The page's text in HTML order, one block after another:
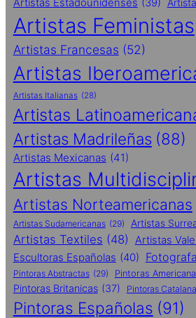
Artistas Estadounidenses (39)
Artistas Feministas
Artistas Francesas (52)
Artistas
Artistas Italianas (28)
Artistas
Artistas Madrileñas (88)
Artistas Mexicanas (41)
Artistas
Artistas Norteamericanas
Artistas Sudamericanas (29) Artistas
Artistas Textiles (48) Artistas
Escultoras Españolas (40)
Pintoras Abstractas (29) Pintoras
Pintoras Britanicas (37) Pintoras
Pintoras Españolas (91)